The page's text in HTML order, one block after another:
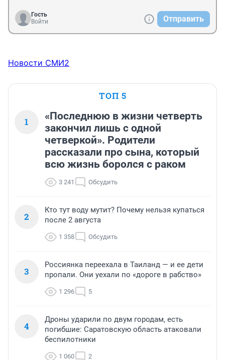
Гость
Войти
Отправить
Новости СМИ2
ТОП 5
1
«Последнюю в жизни четверть
закончил лишь с одной
четверкой». Родители
рассказали про сына, который
всю жизнь боролся с раком
3 241 Обсудить
2
Кто тут воду мутит? Почему нельзя купаться
после 2 августа
1 358 Обсудить
3
Россиянка переехала в Таиланд — и ее дети
пропали. Они уехали по «дороге в рабство»
1 296 5
4
Дроны ударили по двум городам, есть
погибшие: Саратовскую область атаковали
беспилотники
1 060 2